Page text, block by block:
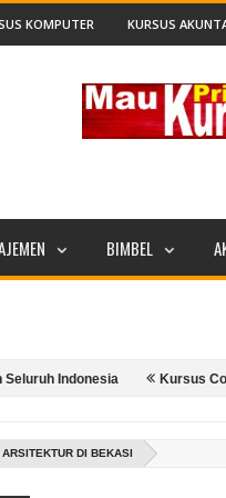
KOMPUTER KURSUS
BIMBEL
Indonesia Kursus Corel
DI BEKASI